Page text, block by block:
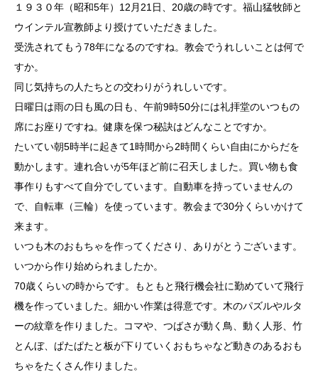
１９３０年（昭和5年）12月21日、20歳の時です。福山猛牧師と
ウインテル宣教師より授けていただきました。
受洗されてもう78年になるのですね。教会でうれしいことは何で
すか。
同じ気持ちの人たちとの交わりがうれしいです。
日曜日は雨の日も風の日も、午前9時50分には礼拝堂のいつもの
席にお座りですね。健康を保つ秘訣はどんなことですか。
たいてい朝5時半に起きて1時間から2時間くらい自由にからだを
動かします。連れ合いが5年ほど前に召天しました。買い物も食
事作りもすべて自分でしています。自動車を持っていませんの
で、自転車（三輪）を使っています。教会まで30分くらいかけて
来ます。
いつも木のおもちゃを作ってくださり、ありがとうございます。
いつから作り始められましたか。
70歳くらいの時からです。もともと飛行機会社に勤めていて飛行
機を作っていました。細かい作業は得意です。木のパズルやルタ
ーの紋章を作りました。コマや、つばさが動く鳥、動く人形、竹
とんぼ、ぱたぱたと板が下りていくおもちゃなど動きのあるおも
ちゃをたくさん作りました。